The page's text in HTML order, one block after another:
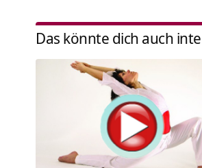
Das könnte dich auch